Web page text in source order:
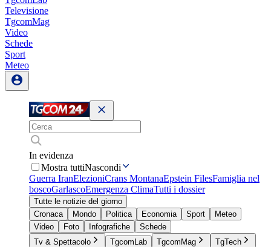
Televisione
TgcomMag
Video
Schede
Sport
Meteo
In evidenza
Mostra tuttiNascondi
Guerra IranElezioniCrans MontanaEpstein FilesFamiglia nel
boscoGarlascoEmergenza ClimaTutti i dossier
Tutte le notizie del giorno
Cronaca
Mondo Politica Economia Sport
Meteo
Video
Foto Infografiche
Schede
Tv & Spettacolo
TgcomLab TgcomMag
TgTech